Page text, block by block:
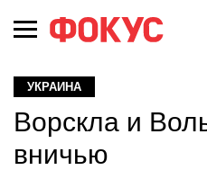
УКРАИНА
Ворскла и
вничью